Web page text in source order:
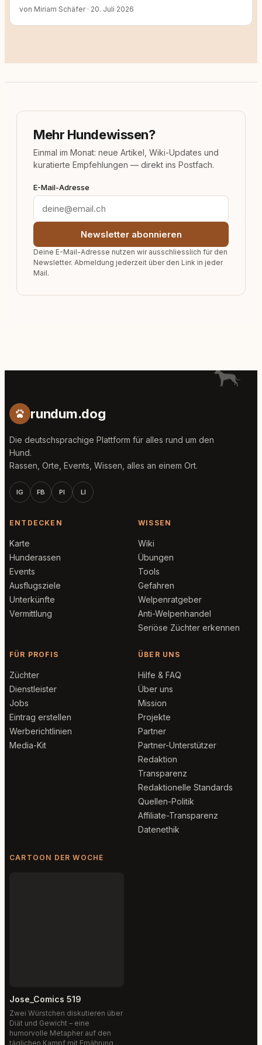
von Miriam Schäfer · 20. Juli 2026
Mehr Hundewissen?
Einmal im Monat: neue Artikel, Wiki-Updates und
kuratierte Empfehlungen — direkt ins Postfach.
E-Mail-Adresse
Newsletter abonnieren
Deine E-Mail-Adresse nutzen wir ausschliesslich für den
Newsletter. Abmeldung jederzeit über den Link in jeder
Mail.
rundum.dog
Die deutschsprachige Plattform für alles rund um den
Hund.
Rassen, Orte, Events, Wissen, alles an einem Ort.
IG FB PI LI
ENTDECKEN
Karte
Hunderassen
Events
Ausflugsziele
Unterkünfte
Vermittlung
WISSEN
Wiki
Übungen
Tools
Gefahren
Welpenratgeber
Anti-Welpenhandel
Seriöse Züchter erkennen
FÜR PROFIS
Züchter
Dienstleister
Jobs
Eintrag erstellen
Werberichtlinien
Media-Kit
ÜBER UNS
Hilfe & FAQ
Über uns
Mission
Projekte
Partner
Partner-Unterstützer
Redaktion
Transparenz
Redaktionelle Standards
Quellen-Politik
Affiliate-Transparenz
Datenethik
CARTOON DER WOCHE
Jose_Comics 519
Zwei Würstchen diskutieren über
Diät und Gewicht – eine
humorvolle Metapher auf den
täglichen Kampf mit Ernährung